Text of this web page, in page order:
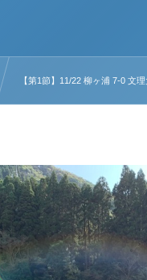
【第1節】11/22 柳ヶ浦 7-0 文